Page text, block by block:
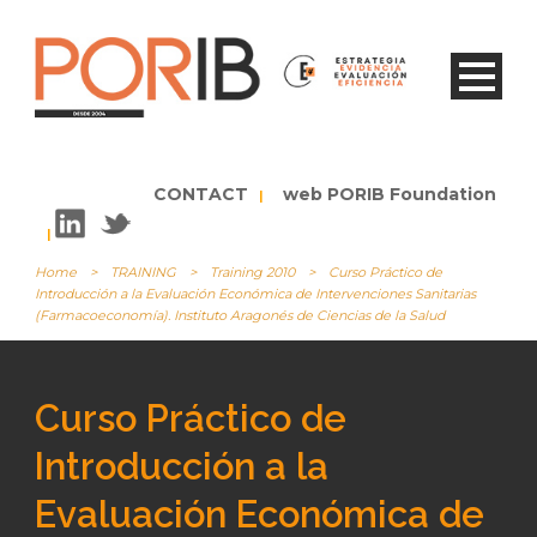
CONTACT | web PORIB Foundation
|
Home > TRAINING > Training 2010 >
Curso Práctico de
Introducción a la Evaluación Económica de Intervenciones Sanitarias
(Farmacoeconomía). Instituto Aragonés de Ciencias de la Salud
Curso Práctico de
Introducción a la
Evaluación Económica de